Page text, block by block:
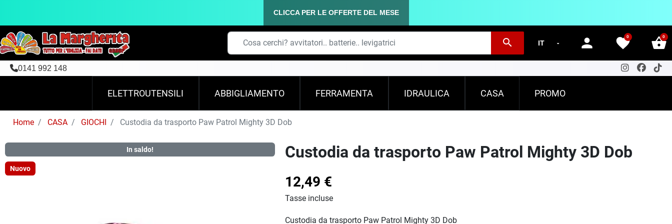
CLICCA PER LE OFFERTE DEL MESE
search person favorite
0 shopping_basket
0
0141 992 148
ELETTROUTENSILI ABBIGLIAMENTO FERRAMENTA IDRAULICA CASA PROMO
Home CASA GIOCHI Custodia da trasporto Paw Patrol Mighty 3D Dob
In saldo!
Nuovo
Custodia da trasporto Paw Patrol Mighty 3D Dob
12,49 €
Tasse incluse
Custodia da trasporto Paw Patrol Mighty 3D Dob